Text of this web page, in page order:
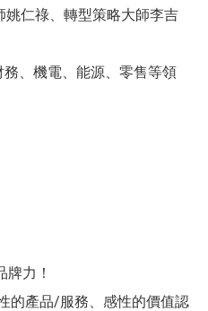
姚仁祿、轉型策略大師李吉
務、機電、能源、零售等領
牌力！
的產品/服務、感性的價值認